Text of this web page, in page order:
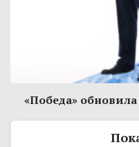
«Победа»